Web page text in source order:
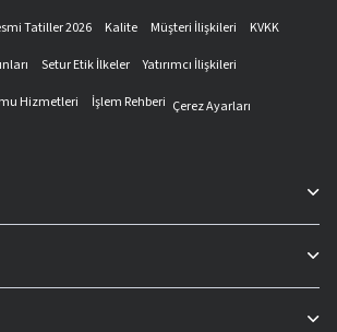
Tatiller 2026 Kalite Müşteri İlişkileri
KVKK
Setur Etik İlkeler
Yatırımcı İlişkileri
Hizmetleri
İşlem Rehberi Çerez Ayarları